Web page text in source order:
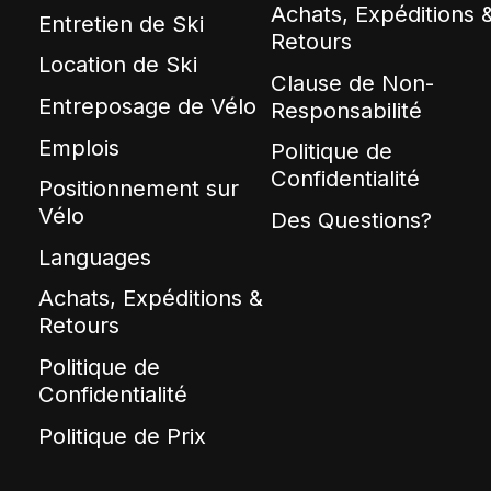
Entretien de Ski
Location de Ski
Entreposage de Vélo
Emplois
Positionnement sur
Vélo
Languages
Achats, Expéditions &
Retours
Politique de
Confidentialité
Politique de Prix
Achats, Expéditions
Retours
Clause de Non-
Responsabilité
Politique de
Confidentialité
Des Questions?